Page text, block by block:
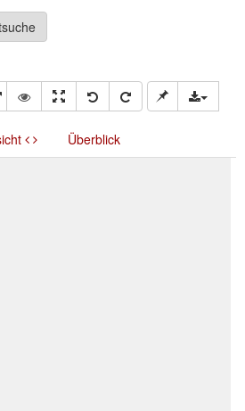
Überblick